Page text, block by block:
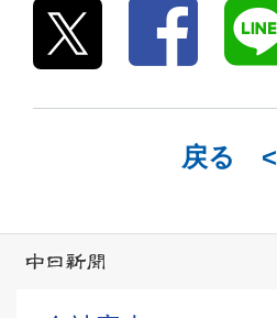
戻る <